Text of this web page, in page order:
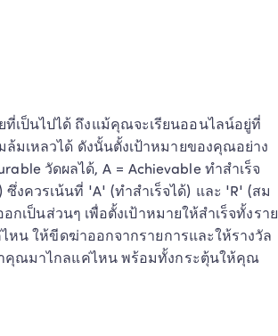
เป็นไปได้ ถึงแม้คุณจะเรียนออนไลน์อยู่ที่
มเหลวได้ ดังนั้นตั้งเป้าหมายของคุณอย่าง
วัดผลได้, A = Achievable ทำสำเร็จ
ซึ่งควรเน้นที่ 'A' (ทำสำเร็จได้) และ 'R' (สม
เป็นส่วนๆ เพื่อตั้งเป้าหมายให้สำเร็จทั้งราย
หน ให้ขีดฆ่าออกจากรายการและให้รางวัล
าคุณมาไกลแค่ไหน พร้อมทั้งกระตุ้นให้คุณ